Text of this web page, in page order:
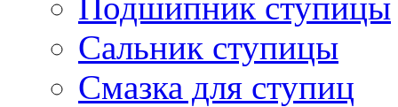
Сальник ступицы
Смазка для ступиц